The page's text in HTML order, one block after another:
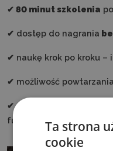
✔ 80 minut szkolenia
✔ dostęp do nagrania
✔ naukę krok po kroku –
✔ możliwość
✔ fundament pod
funkcji
Ta strona
cookie